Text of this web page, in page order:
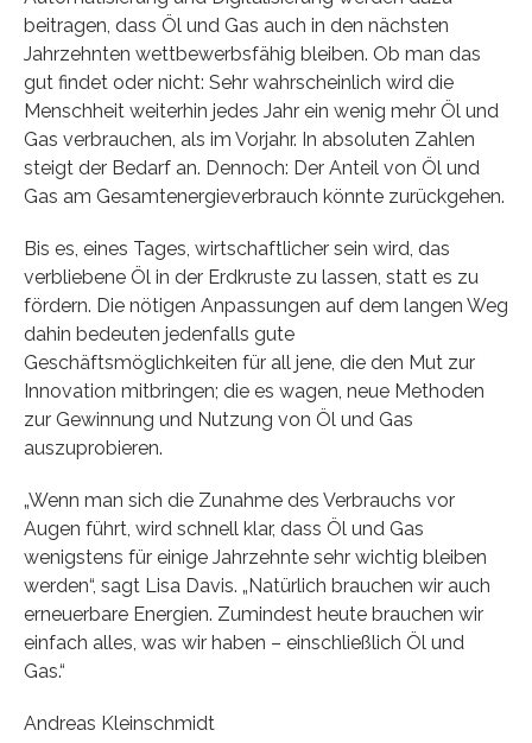
beitragen, dass Öl und Gas auch in den nächsten
Jahrzehnten wettbewerbsfähig bleiben. Ob man das
gut findet oder nicht: Sehr wahrscheinlich wird die
Menschheit weiterhin jedes Jahr ein wenig mehr Öl und
Gas verbrauchen, als im Vorjahr. In absoluten Zahlen
steigt der Bedarf an. Dennoch: Der Anteil von Öl und
Gas am Gesamtenergieverbrauch könnte zurückgehen.
Bis es, eines Tages, wirtschaftlicher sein wird, das
verbliebene Öl in der Erdkruste zu lassen, statt es zu
fördern. Die nötigen Anpassungen auf dem langen Weg
dahin bedeuten jedenfalls gute
Geschäftsmöglichkeiten für all jene, die den Mut zur
Innovation mitbringen; die es wagen, neue Methoden
zur Gewinnung und Nutzung von Öl und Gas
auszuprobieren.
„Wenn man sich die Zunahme des Verbrauchs vor
Augen führt, wird schnell klar, dass Öl und Gas
wenigstens für einige Jahrzehnte sehr wichtig bleiben
werden“, sagt Lisa Davis. „Natürlich brauchen wir auch
erneuerbare Energien. Zumindest heute brauchen wir
einfach alles, was wir haben – einschließlich Öl und
Gas.“
Andreas Kleinschmidt